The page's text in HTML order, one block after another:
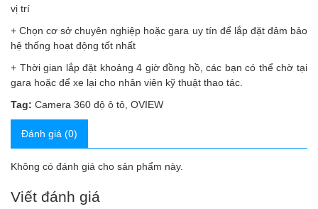
vị trí
+ Chọn cơ sở chuyên nghiệp hoặc gara uy tín để lắp đặt đảm bảo
hệ thống hoạt động tốt nhất
+ Thời gian lắp đặt khoảng 4 giờ đồng hồ, các bạn có thể chờ tại
gara hoặc để xe lại cho nhân viên kỹ thuật thao tác.
Tag: Camera 360 độ ô tô OVIEW
Đánh giá (0)
Không có đánh giá cho sản phẩm này.
Viết đánh giá